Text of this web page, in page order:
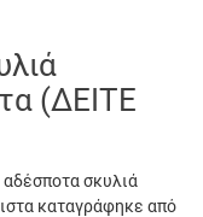
(ΔΕΙΤΕ
σκυλιά
καταγράφηκε από